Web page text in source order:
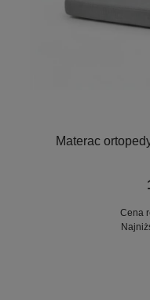
Materac
Cena